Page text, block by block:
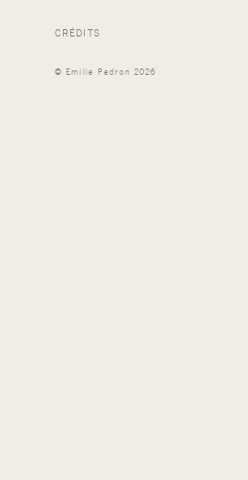
CRÉDITS
© Emilie Pedron 2026